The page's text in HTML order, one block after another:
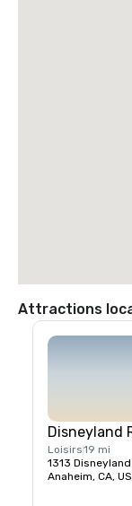
Attractions
Disneyland
Loisirs19 mi
1313
Anaheim, CA,